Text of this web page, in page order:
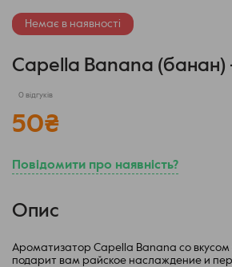
Немає в наявності
Capella Banana (банан)
0 відгуків
50₴
Повідомити про наявність?
Опис
Ароматизатор Capella Banana со
подарит вам райское наслаждение и